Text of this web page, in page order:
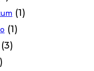
(1)
(1)
(3)